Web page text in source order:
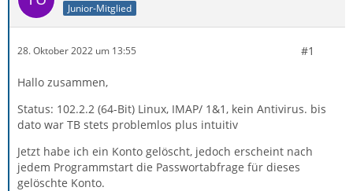
Junior-Mitglied
28. Oktober 2022 um 13:55 #1
Hallo zusammen,
Status: 102.2.2 (64-Bit) Linux, IMAP/ 1&1, kein Antivirus. bis
dato war TB stets problemlos plus intuitiv
Jetzt habe ich ein Konto gelöscht, jedoch erscheint nach
jedem Programmstart die Passwortabfrage für dieses
gelöschte Konto.